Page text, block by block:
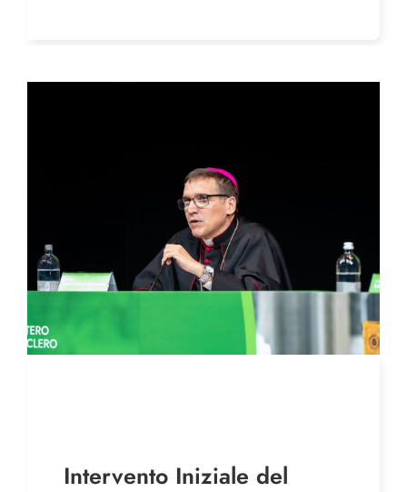
Anzitutto, ...
Intervento Iniziale del